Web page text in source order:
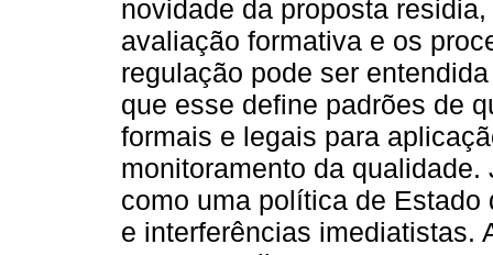
novidade da proposta
avaliação formativa e os
regulação pode ser
que esse define padrões de
formais e legais para
monitoramento da
como uma política de
e interferências imediatistas.